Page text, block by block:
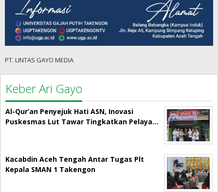
PT. LINTAS GAYO MEDIA
Keber Ari Gayo
Al-Qur’an Penyejuk Hati ASN, Inovasi
Puskesmas Lut Tawar Tingkatkan Pelaya…
Kacabdin Aceh Tengah Antar Tugas Plt
Kepala SMAN 1 Takengon